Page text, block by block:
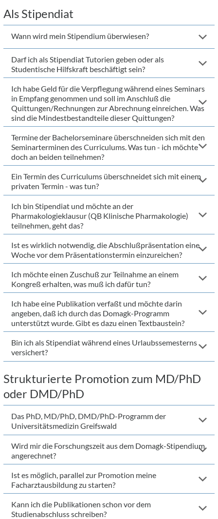
Als Stipendiat
Wann wird mein Stipendium überwiesen?
Darf ich als Stipendiat Tutorien geben oder als
Studentische Hilfskraft beschäftigt sein?
Ich habe Geld für die Verpflegung während eines Seminars
in Empfang genommen und soll im Anschluß die
Quittungen/Rechnungen zur Abrechnung einreichen. Was
sind die Mindestbestandteile dieser Quittungen?
Termine der Bachelorseminare überschneiden sich mit den
Seminarterminen des Curriculums. Was tun - ich möchte
doch an beiden teilnehmen?
Ein Termin des Curriculums überschneidet sich mit einem
privaten Termin - was tun?
Ich bin Stipendiat und möchte an der
Pharmakologieklausur (QB Klinische Pharmakologie)
teilnehmen, geht das?
Ist es wirklich notwendig, die Abschlußpräsentation eine
Woche vor dem Präsentationstermin einzureichen?
Ich möchte einen Zuschuß zur Teilnahme an einem
Kongreß erhalten, was muß ich dafür tun?
Ich habe eine Publikation verfaßt und möchte darin
angeben, daß ich durch das Domagk-Programm
unterstützt wurde. Gibt es dazu einen Textbaustein?
Bin ich als Stipendiat während eines Urlaubssemesterns
versichert?
Strukturierte Promotion zum MD/PhD
oder DMD/PhD
Das PhD, MD/PhD, DMD/PhD-Programm der
Universitätsmedizin Greifswald
Wird mir die Forschungszeit aus dem Domagk-Stipendium
angerechnet?
Ist es möglich, parallel zur Promotion meine
Facharztausbildung zu starten?
Kann ich die Publikationen schon vor dem
Studienabschluss schreiben?